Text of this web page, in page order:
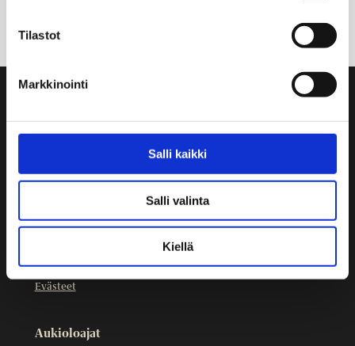
Tilastot
Markkinointi
Salli kaikki
Salli valinta
Kiellä
Ruiskumestarin talo
Muut yhteystiedot
Ruiskumestarin talo on osaHelsingin kaupunginmuseota
Evästeet
Aukioloajat